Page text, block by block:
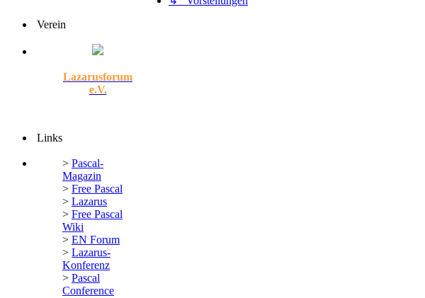
Verein
Lazarusforum
e.V.
Links
> Pascal-
Magazin
> Free Pascal
> Lazarus
> Free Pascal
Wiki
> EN Forum
> Lazarus-
Konferenz
> Pascal
Conference